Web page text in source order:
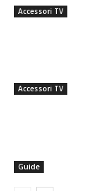
Accessori TV
Accessori TV
Guide